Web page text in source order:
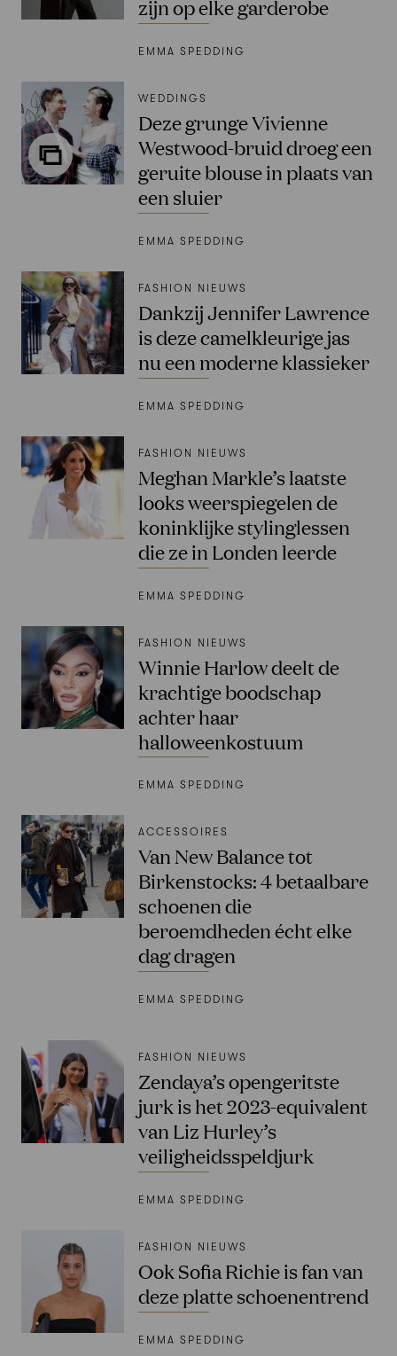
zijn op elke garderobe
EMMA SPEDDING
WEDDINGS
Deze grunge Vivienne
Westwood-bruid droeg een
geruite blouse in plaats van
een sluier
EMMA SPEDDING
FASHION NIEUWS
Dankzij Jennifer Lawrence
is deze camelkleurige jas
nu een moderne klassieker
EMMA SPEDDING
FASHION NIEUWS
Meghan Markle’s laatste
looks weerspiegelen de
koninklijke stylinglessen
die ze in Londen leerde
EMMA SPEDDING
FASHION NIEUWS
Winnie Harlow deelt de
krachtige boodschap
achter haar
halloweenkostuum
EMMA SPEDDING
ACCESSOIRES
Van New Balance tot
Birkenstocks: 4 betaalbare
schoenen die
beroemdheden écht elke
dag dragen
EMMA SPEDDING
FASHION NIEUWS
Zendaya’s opengeritste
jurk is het 2023-equivalent
van Liz Hurley’s
veiligheidsspeldjurk
EMMA SPEDDING
FASHION NIEUWS
Ook Sofia Richie is fan van
deze platte schoenentrend
EMMA SPEDDING